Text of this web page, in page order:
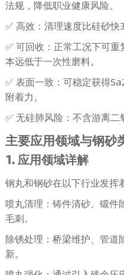
法规，降低职业健康风险。
✅ 高效：清理速度比硅砂快
✅ 可回收：正常工况下可
本远低于一次性磨料。
✅ 表面一致：可稳定获得
附着力。
✅ 无硅肺风险：不含游离二
主要应用领域与钢砂
1. 应用领域详解
钢丸和钢砂在以下行业发挥
喷丸清理：铸件清砂、锻件
毛刺。
除锈处理：桥梁维护、管道
新。